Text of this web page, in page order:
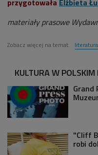
materiały prasowe
Zobacz więcej na temat: literatura
KULTURA W POLSKIM
Grand
"Cliff
robi